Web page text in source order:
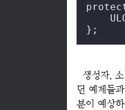
};
생성자,
던 예제들
분이 예상